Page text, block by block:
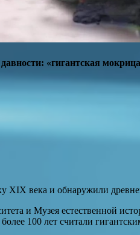
«гигантская
XIX века и обнаружили
и Музея естественной
более 100 лет считали